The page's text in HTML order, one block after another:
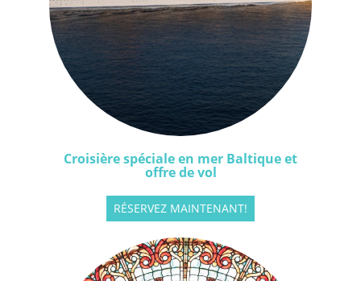
Croisière spéciale en mer Baltique et
offre de vol
RÉSERVEZ MAINTENANT!